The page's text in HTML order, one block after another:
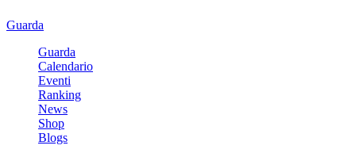
Guarda
Guarda
Calendario
Eventi
Ranking
News
Shop
Blogs